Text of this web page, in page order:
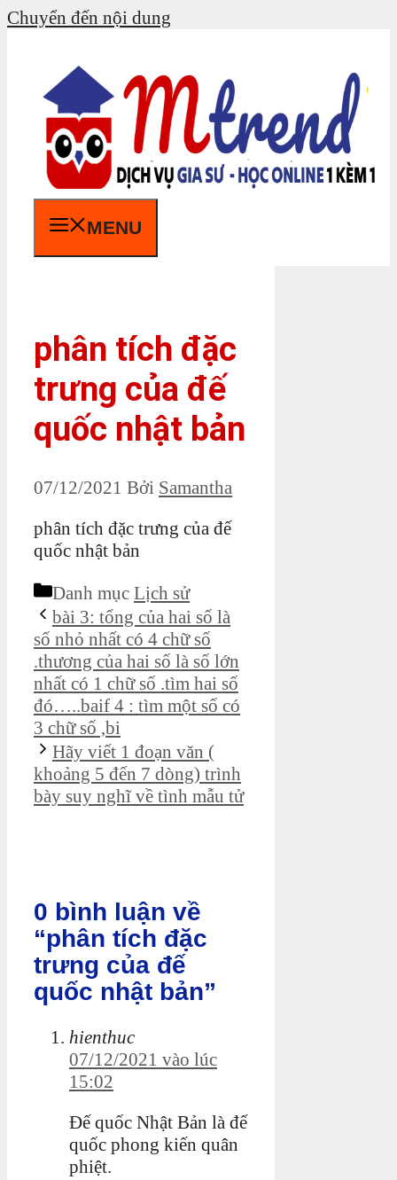
Chuyển đến nội dung
MENU
phân tích đặc
trưng của đế
quốc nhật bản
07/12/2021 Bởi Samantha
phân tích đặc trưng của đế
quốc nhật bản
Danh mục Lịch sử
bài 3: tổng của hai số là
số nhỏ nhất có 4 chữ số
.thương của hai số là số lớn
nhất có 1 chữ số .tìm hai số
đó…..baif 4 : tìm một số có
3 chữ số ,bi
Hãy viết 1 đoạn văn (
khoảng 5 đến 7 dòng) trình
bày suy nghĩ về tình mẫu tử
0 bình luận về
“phân tích đặc
trưng của đế
quốc nhật bản”
hienthuc
07/12/2021 vào lúc
15:02
Đế quốc Nhật Bản là đế
quốc phong kiến quân
phiệt.